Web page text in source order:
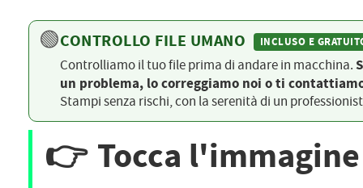
DORSALI TARGHE
PETTORALI NUMERI DA
GARA
PETTORALI CON NOME ATLETA
🟢CONTROLLO FILE UMANO INCLUSO E
Controlliamo il tuo file prima di andare in macchina.
un problema, lo correggiamo noi o ti
Stampi senza rischi, con la serenità di un
👉 Tocca